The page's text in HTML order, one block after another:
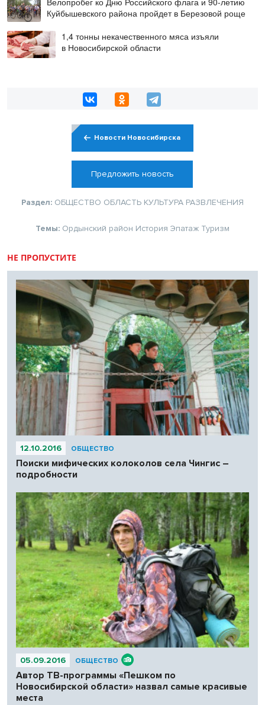
Куйбышевского района пройдет в Березовой роще
1,4 тонны некачественного мяса изъяли
в Новосибирской области
Новости Новосибирска
Предложить новость
Раздел: ОБЩЕСТВО ОБЛАСТЬ КУЛЬТУРА РАЗВЛЕЧЕНИЯ
Темы: Ордынский район История Эпатаж Туризм
НЕ ПРОПУСТИТЕ
12.10.2016 ОБЩЕСТВО
Поиски мифических колоколов села Чингис –
подробности
05.09.2016 ОБЩЕСТВО
Автор ТВ-программы «Пешком по
Новосибирской области» назвал самые красивые
места